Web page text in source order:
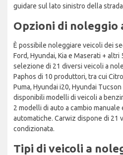
guidare sul lato sinistro della
Opzioni di noleggio
È possibile noleggiare veicoli dei
Ford, Hyundai, Kia e Maserati +
selezione di 21 diversi veicoli a
Paphos di 10 produttori, tra cui
Puma, Hyundai i20, Hyundai
disponibili modelli di veicoli a
2 modelli di auto a cambio
automatiche. Carwiz dispone di 21
condizionata.
Tipi di veicoli a